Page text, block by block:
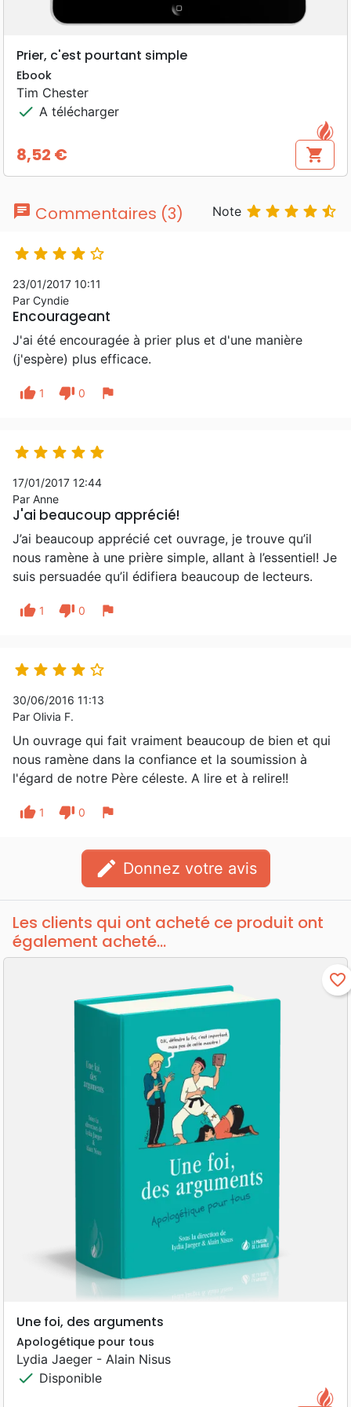
Prier, c'est pourtant simple
Ebook
Tim Chester
check A télécharger
Prix
8,52 € shopping_cart
chat Commentaires (3) Note     
    
23/01/2017 10:11
Par Cyndie
Encourageant
J'ai été encouragée à prier plus et d'une manière
(j'espère) plus efficace.
thumb_up 1 thumb_down 0 flag
    
17/01/2017 12:44
Par Anne
J'ai beaucoup apprécié!
J’ai beaucoup apprécié cet ouvrage, je trouve qu’il
nous ramène à une prière simple, allant à l’essentiel! Je
suis persuadée qu’il édifiera beaucoup de lecteurs.
thumb_up 1 thumb_down 0 flag
    
30/06/2016 11:13
Par Olivia F.
Un ouvrage qui fait vraiment beaucoup de bien et qui
nous ramène dans la confiance et la soumission à
l'égard de notre Père céleste. A lire et à relire!!
thumb_up 1 thumb_down 0 flag
edit Donnez votre avis
Les clients qui ont acheté ce produit ont
également acheté...
favorite_border
Une foi, des arguments
Apologétique pour tous
Lydia Jaeger - Alain Nisus
check Disponible